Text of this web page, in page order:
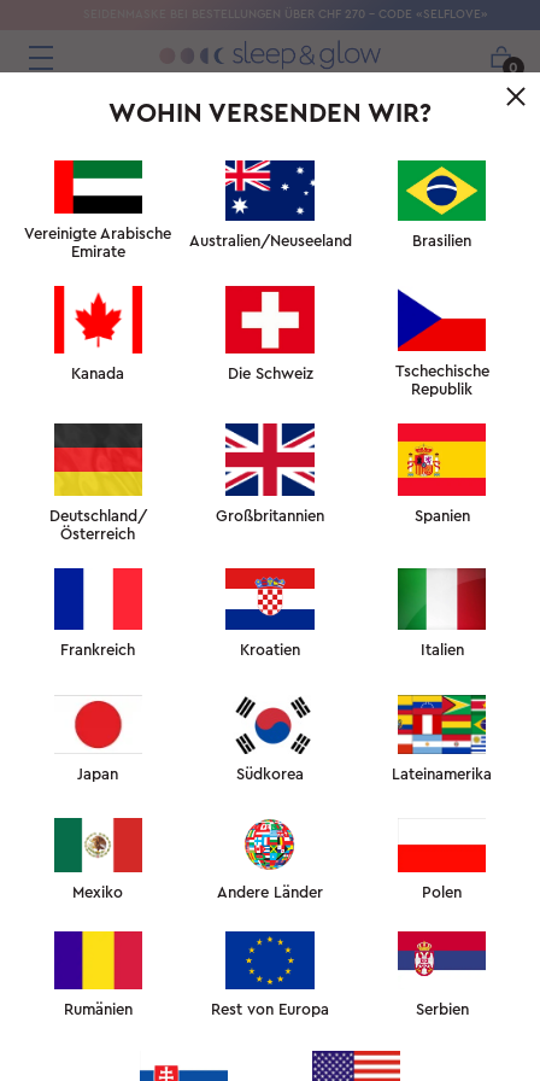
SEIDENMASKE BEI BESTELLUNGEN ÜBER CHF 270 – CODE «SELFLOVE»
0
↑ HAUTFAKULTÄT
WIE UNTERSTÜTZEN SIE IHR ANTI-AKNE-
HAUTPFLEGEPROGRAMM? →
SCHÖNHEITSSCHLAF
SCHÖNHEITSSCHLAF — IST
WOHIN VERSENDEN WIR?
Vereinigte Arabische
Emirate
Australien/Neuseeland Brasilien
Kanada Die Schweiz
Tschechische
Republik
Deutschland/
Österreich
Großbritannien Spanien
Frankreich Kroatien Italien
Japan Südkorea Lateinamerika
Mexiko Andere Länder Polen
Rumänien Rest von Europa Serbien